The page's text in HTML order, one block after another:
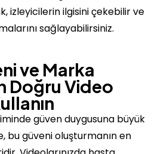
izleyicilerin ilgisini çekebilir ve
sağlayabilirsiniz.
ve Marka
Doğru Video
güven duygusuna büyük
bu güveni oluşturmanın en